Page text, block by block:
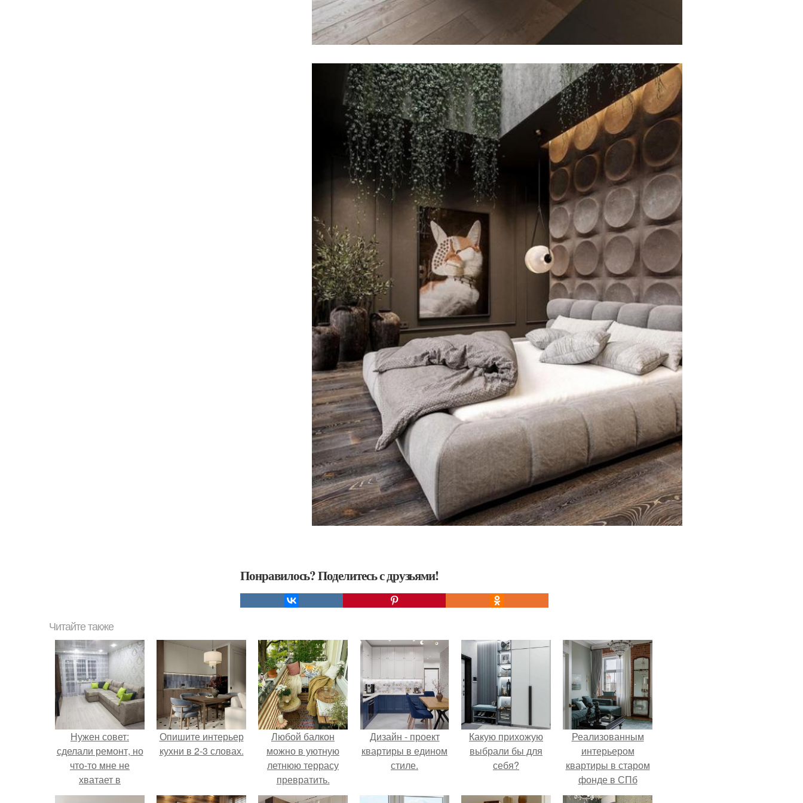
Понравилось? Поделитесь с друзьями!
Читайте также
Нужен совет:
сделали ремонт, но
что-то мне не
хватает в
интерьере.
Опишите интерьер
кухни в 2-3 словах.
Любой балкон
можно в уютную
летнюю террасу
превратить.
Дизайн - проект
квартиры в едином
стиле.
Какую прихожую
выбрали бы для
себя?
Реализованным
интерьером
квартиры в старом
фонде в СПб
делимся.